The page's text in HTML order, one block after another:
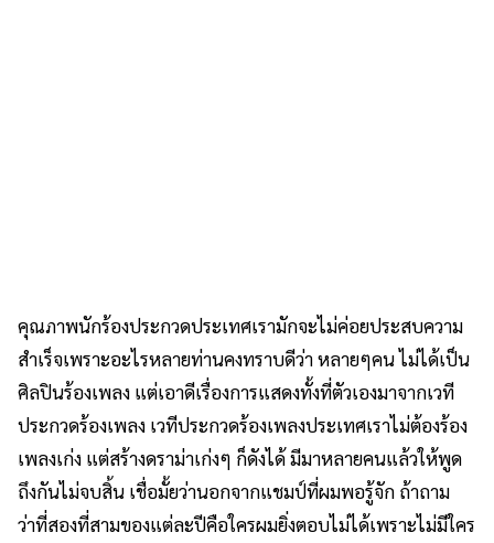
คุณภาพนักร้องประกวดประเทศเรามักจะไม่ค่อยประสบความ
สำเร็จเพราะอะไรหลายท่านคงทราบดีว่า หลายๆคน ไม่ได้เป็น
ศิลปินร้องเพลง แต่เอาดีเรื่องการแสดงทั้งที่ตัวเองมาจากเวที
ประกวดร้องเพลง เวทีประกวดร้องเพลงประเทศเราไม่ต้องร้อง
เพลงเก่ง แต่สร้างดราม่าเก่งๆ ก็ดังได้ มีมาหลายคนแล้วให้พูด
ถึงกันไม่จบสิ้น เชื่อมั้ยว่านอกจากแชมป์ที่ผมพอรู้จัก ถ้าถาม
ว่าที่สองที่สามของแต่ละปีคือใครผมยิ่งตอบไม่ได้เพราะไม่มีใคร